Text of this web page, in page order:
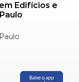
Edifícios e